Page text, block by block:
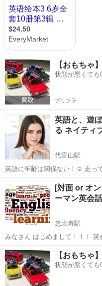
【おもちゃ
状態が悪くても
プリフラ
英語と、遊
る ネイティ
代官山駅
英語に年齢は関係ない！☺️ 走って、笑って、遊んで、話して。 子ども
たちは、楽しい時間の中でいちばん
このレッスンでは、 机に向かう
ンを...
代官山駅
[対面 or オ
ーマン英会話
恵比寿駅
みなさん はじめまして！！！ 英会話講師のYuと申します。 これから
英会話をスタートしたい方にマ
す。 場所は品川、目黒、恵比寿のカフェで平日の早朝と夜、土日午前
中でレッス...
東京 渋谷区 恵比寿駅
【おもちゃ
状態が悪くても